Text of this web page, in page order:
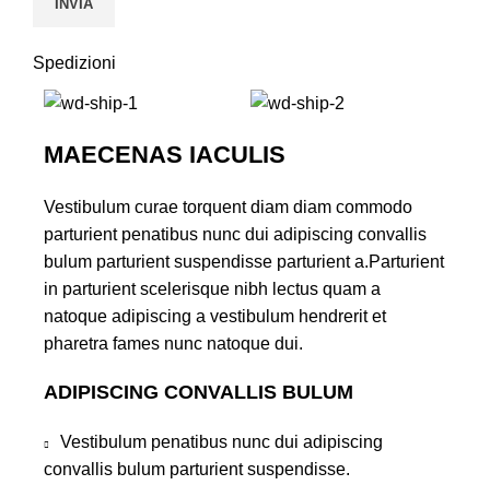
Spedizioni
MAECENAS IACULIS
Vestibulum curae torquent diam diam commodo
parturient penatibus nunc dui adipiscing convallis
bulum parturient suspendisse parturient a.Parturient
in parturient scelerisque nibh lectus quam a
natoque adipiscing a vestibulum hendrerit et
pharetra fames nunc natoque dui.
ADIPISCING CONVALLIS BULUM
Vestibulum penatibus nunc dui adipiscing
convallis bulum parturient suspendisse.